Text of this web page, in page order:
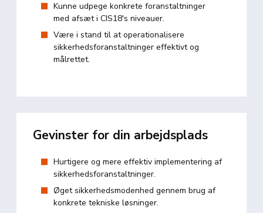
Kunne udpege konkrete foranstaltninger
med afsæt i CIS18's niveauer.
Være i stand til at operationalisere
sikkerhedsforanstaltninger effektivt og
målrettet.
Gevinster for din arbejdsplads
Hurtigere og mere effektiv implementering af
sikkerhedsforanstaltninger.
Øget sikkerhedsmodenhed gennem brug af
konkrete tekniske løsninger.